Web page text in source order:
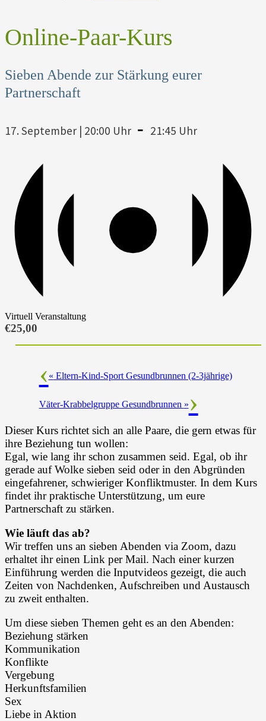
Online-Paar-Kurs
Sieben Abende zur Stärkung eurer
Partnerschaft
17. September | 20:00 Uhr - 21:45 Uhr
Virtuell Veranstaltung
€25,00
« Eltern-Kind-Sport Gesundbrunnen (2-3jährige)
Väter-Krabbelgruppe Gesundbrunnen »
Dieser Kurs richtet sich an alle Paare, die gern etwas für
ihre Beziehung tun wollen:
Egal, wie lang ihr schon zusammen seid. Egal, ob ihr
gerade auf Wolke sieben seid oder in den Abgründen
eingefahrener, schwieriger Konfliktmuster. In dem Kurs
findet ihr praktische Unterstützung, um eure
Partnerschaft zu stärken.
Wie läuft das ab?
Wir treffen uns an sieben Abenden via Zoom, dazu
erhaltet ihr einen Link per Mail. Nach einer kurzen
Einführung werden die Inputvideos gezeigt, die auch
Zeiten von Nachdenken, Aufschreiben und Austausch
zu zweit enthalten.
Um diese sieben Themen geht es an den Abenden:
Beziehung stärken
Kommunikation
Konflikte
Vergebung
Herkunftsfamilien
Sex
Liebe in Aktion